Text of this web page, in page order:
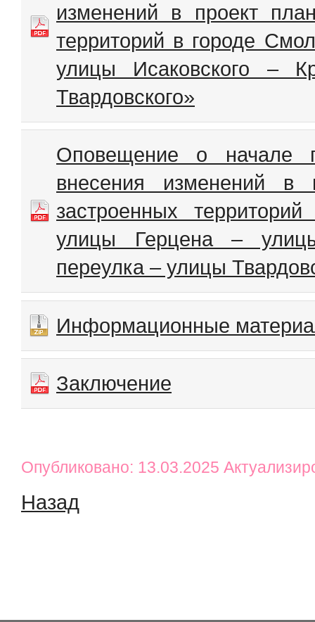
изменений в проект
территорий в городе
улицы Исаковского –
Твардовского»
Оповещение о начале
внесения изменений в
застроенных
улицы Герцена –
переулка – улицы
Информационные
Заключение
Опубликовано: 13.03.2025
Назад